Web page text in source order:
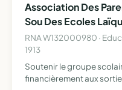
Association Des
Sou Des Ecoles
RNA W132000980 ·
1913
Soutenir le groupe
financièrement aux